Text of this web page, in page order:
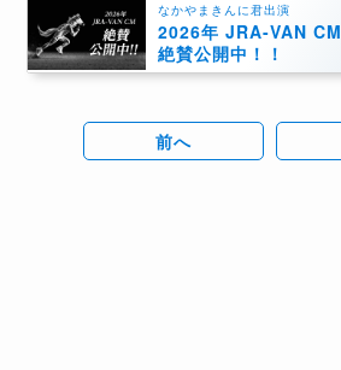
なかやまきんに君出演
2026年 JRA-VAN CM
絶賛公開中！！
前へ